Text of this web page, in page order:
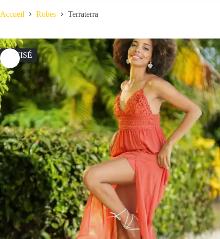
Accueil Robes Terraterra
ÉPUISÉ